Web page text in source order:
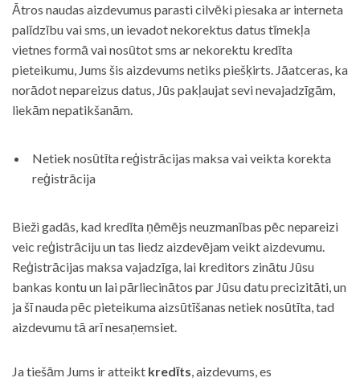
Ātros naudas aizdevumus parasti cilvēki piesaka ar interneta
palīdzību vai sms, un ievadot nekorektus datus tīmekļa
vietnes formā vai nosūtot sms ar nekorektu kredīta
pieteikumu, Jums šis aizdevums netiks piešķirts. Jāatceras, ka
norādot nepareizus datus, Jūs pakļaujat sevi nevajadzīgām,
liekām nepatikšanām.
Netiek nosūtīta reģistrācijas maksa vai veikta korekta
reģistrācija
Bieži gadās, kad kredīta ņēmējs neuzmanības pēc nepareizi
veic reģistrāciju un tas liedz aizdevējam veikt aizdevumu.
Reģistrācijas maksa vajadzīga, lai kreditors zinātu Jūsu
bankas kontu un lai pārliecinātos par Jūsu datu precizitāti, un
ja šī nauda pēc pieteikuma aizsūtīšanas netiek nosūtīta, tad
aizdevumu tā arī nesaņemsiet.
Ja tiešām Jums ir atteikt kredīts, aizdevums, es